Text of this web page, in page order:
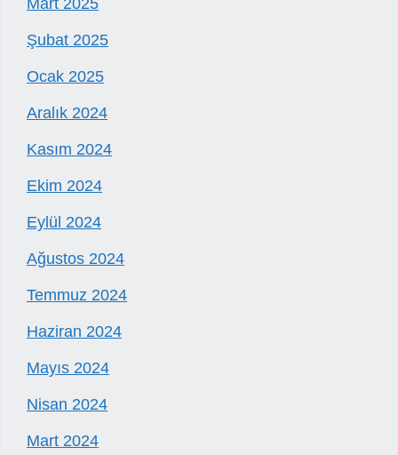
Mart 2025
Şubat 2025
Ocak 2025
Aralık 2024
Kasım 2024
Ekim 2024
Eylül 2024
Ağustos 2024
Temmuz 2024
Haziran 2024
Mayıs 2024
Nisan 2024
Mart 2024